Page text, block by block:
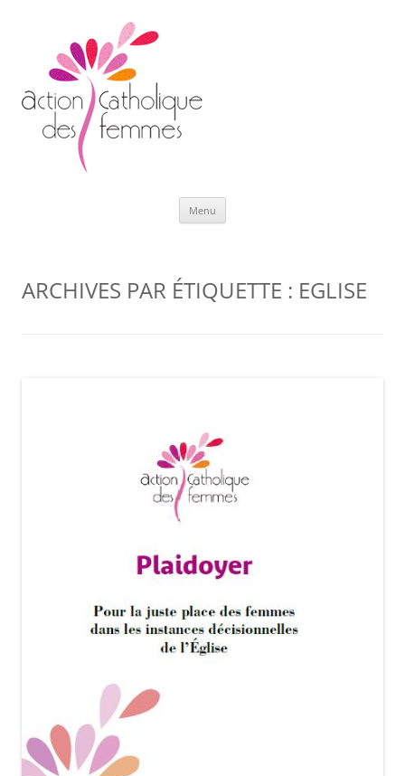
Menu
ARCHIVES PAR ÉTIQUETTE : EGLISE